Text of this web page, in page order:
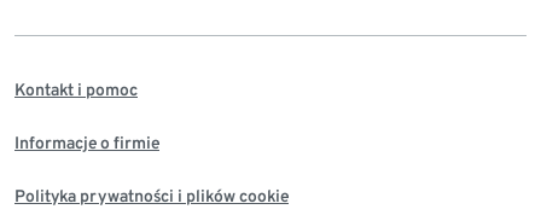
Kontakt i pomoc
Informacje o firmie
Polityka prywatności i plików cookie